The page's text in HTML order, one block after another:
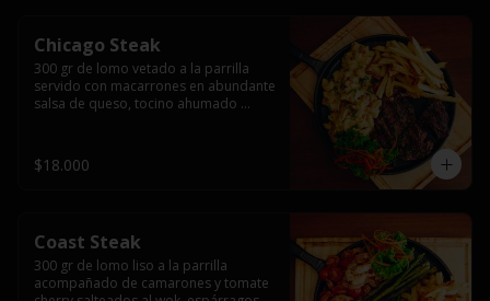
Chicago Steak
300 gr de lomo vetado a la parrilla
servido con macarrones en abundante
salsa de queso, tocino ahumado
$18.000
Coast Steak
300 gr de lomo liso a la parrilla
acompañado de camarones y tomate